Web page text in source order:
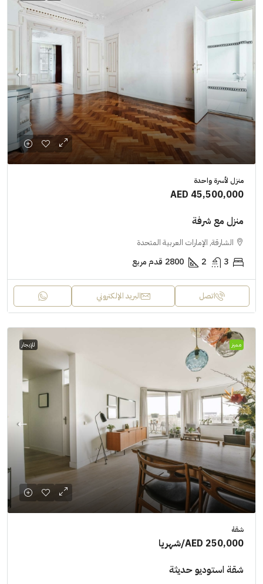
منزل لأسرة واحدة
AED 45,500,000
منزل مع شرفة
الشارقة, الإمارات العربية المتحدة
3
2
2800 قدم مربع
اتصل البريد الإلكتروني
مميز للإيجار
شقة
AED 250,000/شهريا
شقة استوديو حديثة